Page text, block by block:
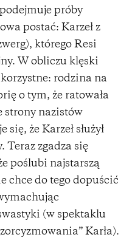
próby
postać: Karzeł z
którego Resi
W obliczu klęski
rodzina na
o tym, że ratowała
strony nazistów
że Karzeł służył
Teraz zgadza się
poślubi najstarszą
chce do tego dopuścić
(w spektaklu
Karła).